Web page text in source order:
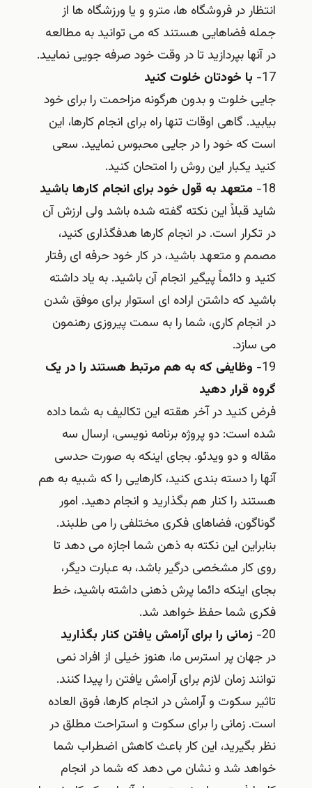
انتظار در فروشگاه ها، مترو و یا ورزشگاه ها از
جمله فضاهایی هستند که می توانید به مطالعه
در آنها بپردازید تا در وقت خود صرفه جویی نمایید.
17- با خودتان خلوت کنید
جایی خلوت و بدون هرگونه مزاحمت را برای خود
بیابید. گاهی اوقات تنها راه برای انجام کارها، این
است که خود را در جایی محبوس نمایید. سعی
کنید یکبار این روش را امتحان کنید.
18- متعهد به قول خود برای انجام کارها باشید
شاید قبلاً این نکته گفته شده باشد ولی ارزش آن
در تکرار است. در انجام کارها هدفگذاری کنید،
مصمم و متعهد باشید، در کار خود حرفه ای رفتار
کنید و دائماً پیگیر انجام آن باشید. به یاد داشته
باشید که داشتن اراده ای استوار برای موفق شدن
در انجام کاری، شما را به سمت پیروزی رهنمون
می سازد.
19- وظایفی که به هم مرتبط هستند را در یک
گروه قرار دهید
فرض کنید در آخر هقته این تکالیف به شما داده
شده است: دو پروژه برنامه نویسی، ارسال سه
مقاله و دو ویدئو. بجای اینکه به صورت حدسی
آنها را دسته بندی کنید، کارهایی را که شبیه به هم
هستند را کنار هم بگذارید و انجام دهید. امور
گوناگون، فضاهای فکری مختلفی را می طلبند.
بنابراین این نکته به ذهن شما اجازه می دهد تا
روی کار مشخصی درگیر باشد، به عبارت دیگر،
بجای اینکه دائما پرش ذهنی داشته باشید، خط
فکری شما حفظ خواهد شد.
20- زمانی را برای آرامش یافتن کنار بگذارید
در جهان پر استرس ما، هنوز خیلی از افراد نمی
توانند زمان لازم برای آرامش یافتن را پیدا کنند.
تاثیر سکوت و آرامش در انجام کارها، فوق العاده
است. زمانی را برای سکوت و استراحت مطلق در
نظر بگیرید، این کار باعث کاهش اضطراب شما
خواهد شد و نشان می دهد که شما در انجام